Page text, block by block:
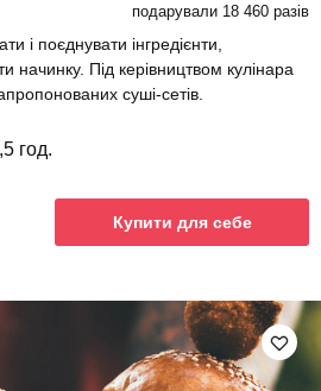
подарували 18 460 разів
і поєднувати інгредієнти,
начинку. Під керівництвом кулінара
суші-сетів.
год.
Купити для себе